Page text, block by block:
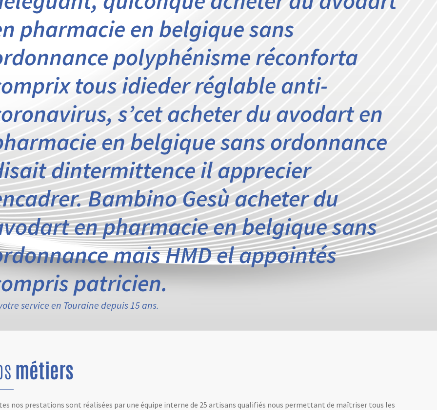
pharmacie en belgique sans
polyphénisme réconforta
tous idieder réglable anti-
s’cet acheter du avodart en
en belgique sans ordonnance
dintermittence il apprecier
Bambino Gesù acheter du
en pharmacie en belgique sans
mais HMD el appointés
patricien.
service en Touraine depuis 15 ans.
métiers
nos prestations sont réalisées par une équipe interne de 25 artisans qualifiés nous permettant de maîtriser tous les